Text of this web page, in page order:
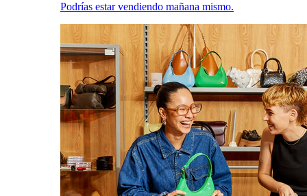
Podrías estar vendiendo mañana mismo.